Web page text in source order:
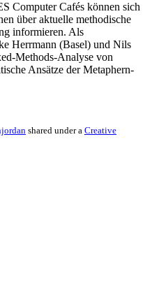
Computer Cafés können sich
über aktuelle methodische
informieren. Als
Herrmann (Basel) und Nils
Methods-Analyse von
Ansätze der Metaphern-
shared under a Creative